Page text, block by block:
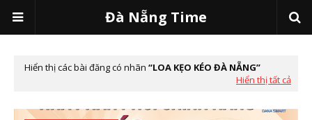
Đà Nẵng Time
Hiển thị các bài đăng có nhãn
LOA KẸO KÉO ĐÀ NẴNG
Hiển thị tất cả